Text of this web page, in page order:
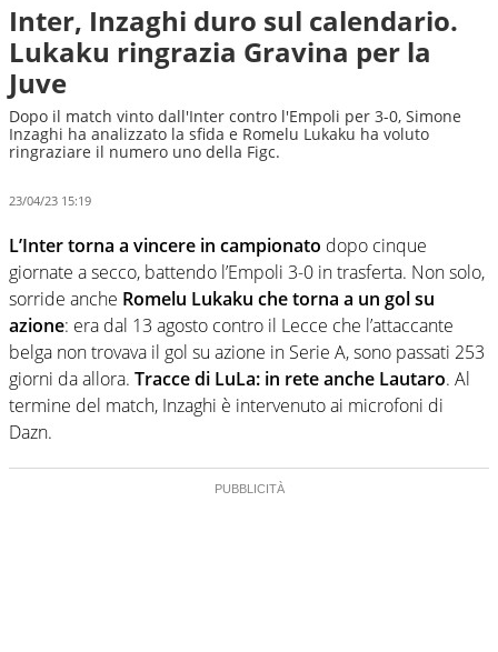
Inter, Inzaghi duro sul calendario.
Lukaku ringrazia Gravina per la
Juve
Dopo il match vinto dall'Inter contro l'Empoli per 3-0, Simone
Inzaghi ha analizzato la sfida e Romelu Lukaku ha voluto
ringraziare il numero uno della Figc.
23/04/23 15:19
L’Inter torna a vincere in campionato dopo cinque
giornate a secco, battendo l’Empoli 3-0 in trasferta. Non solo,
sorride anche Romelu Lukaku che torna a un gol su
azione: era dal 13 agosto contro il Lecce che l’attaccante
belga non trovava il gol su azione in Serie A, sono passati 253
giorni da allora. Tracce di LuLa: in rete anche Lautaro. Al
termine del match, Inzaghi è intervenuto ai microfoni di
Dazn.